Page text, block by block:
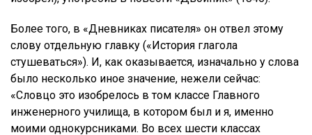
Более того, в «Дневниках писателя» он отвел этому
слову отдельную главку («История глагола
стушеваться»). И, как оказывается, изначально у слова
было несколько иное значение, нежели сейчас:
«Словцо это изобрелось в том классе Главного
инженерного училища, в котором был и я, именно
моими однокурсниками. Во всех шести классах